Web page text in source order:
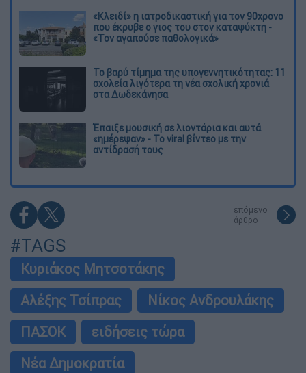
«Κλειδί» η ιατροδικαστική για τον 90χρονο
που έκρυβε ο γιος του στον καταψύκτη -
«Τον αγαπούσε παθολογικά»
Το βαρύ τίμημα της υπογεννητικότητας: 11
σχολεία λιγότερα τη νέα σχολική χρονιά
στα Δωδεκάνησα
Έπαιξε μουσική σε λιοντάρια και αυτά
«ημέρεψαν» - Το viral βίντεο με την
αντίδρασή τους
επόμενο
άρθρο
#TAGS
Κυριάκος Μητσοτάκης
Αλέξης Τσίπρας
Νίκος Ανδρουλάκης
ΠΑΣΟΚ
ειδήσεις τώρα
Νέα Δημοκρατία